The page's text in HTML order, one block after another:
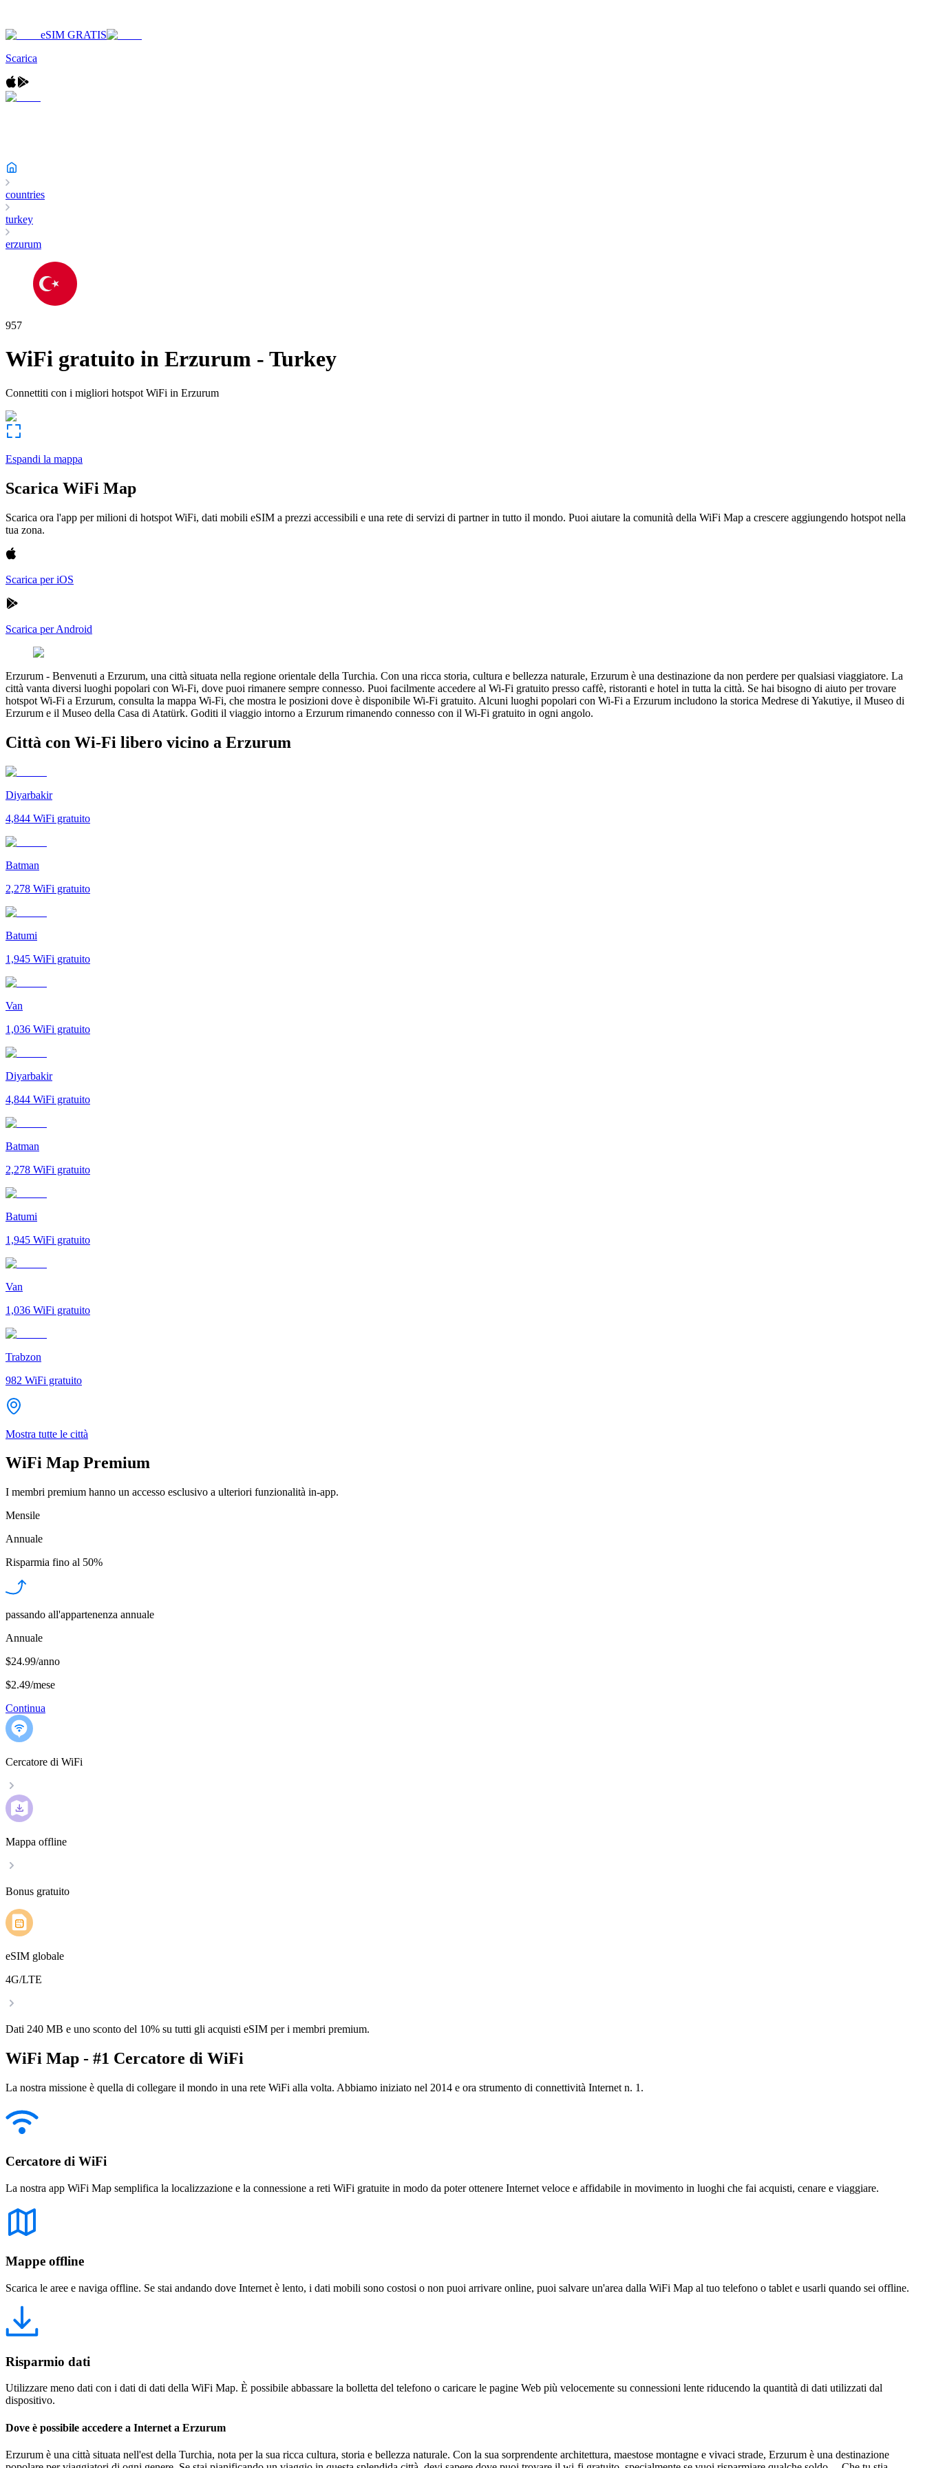
eSIM GRATIS
Scarica
countries
turkey
erzurum
957
WiFi gratuito in Erzurum - Turkey
Connettiti con i migliori hotspot WiFi in Erzurum
Espandi la mappa
Scarica WiFi Map
Scarica ora l'app per milioni di hotspot WiFi, dati mobili eSIM a prezzi accessibili e una rete di servizi di partner in tutto il mondo. Puoi aiutare la comunità della WiFi Map a crescere aggiungendo hotspot nella
tua zona.
Scarica per iOS
Scarica per Android
Erzurum - Benvenuti a Erzurum, una città situata nella regione orientale della Turchia. Con una ricca storia, cultura e bellezza naturale, Erzurum è una destinazione da non perdere per qualsiasi viaggiatore. La
città vanta diversi luoghi popolari con Wi-Fi, dove puoi rimanere sempre connesso. Puoi facilmente accedere al Wi-Fi gratuito presso caffè, ristoranti e hotel in tutta la città. Se hai bisogno di aiuto per trovare
hotspot Wi-Fi a Erzurum, consulta la mappa Wi-Fi, che mostra le posizioni dove è disponibile Wi-Fi gratuito. Alcuni luoghi popolari con Wi-Fi a Erzurum includono la storica Medrese di Yakutiye, il Museo di
Erzurum e il Museo della Casa di Atatürk. Goditi il viaggio intorno a Erzurum rimanendo connesso con il Wi-Fi gratuito in ogni angolo.
Città con Wi-Fi libero vicino a Erzurum
Diyarbakir
4,844 WiFi gratuito
Batman
2,278 WiFi gratuito
Batumi
1,945 WiFi gratuito
Van
1,036 WiFi gratuito
Diyarbakir
4,844 WiFi gratuito
Batman
2,278 WiFi gratuito
Batumi
1,945 WiFi gratuito
Van
1,036 WiFi gratuito
Trabzon
982 WiFi gratuito
Mostra tutte le città
WiFi Map Premium
I membri premium hanno un accesso esclusivo a ulteriori funzionalità in-app.
Mensile
Annuale
Risparmia fino al 50%
passando all'appartenenza annuale
Annuale
$24.99/anno
$2.49/mese
Continua
Cercatore di WiFi
Mappa offline
Bonus gratuito
eSIM globale
4G/LTE
Dati 240 MB e uno sconto del 10% su tutti gli acquisti eSIM per i membri premium.
WiFi Map - #1 Cercatore di WiFi
La nostra missione è quella di collegare il mondo in una rete WiFi alla volta. Abbiamo iniziato nel 2014 e ora strumento di connettività Internet n. 1.
Cercatore di WiFi
La nostra app WiFi Map semplifica la localizzazione e la connessione a reti WiFi gratuite in modo da poter ottenere Internet veloce e affidabile in movimento in luoghi che fai acquisti, cenare e viaggiare.
Mappe offline
Scarica le aree e naviga offline. Se stai andando dove Internet è lento, i dati mobili sono costosi o non puoi arrivare online, puoi salvare un'area dalla WiFi Map al tuo telefono o tablet e usarli quando sei offline.
Risparmio dati
Utilizzare meno dati con i dati di dati della WiFi Map. È possibile abbassare la bolletta del telefono o caricare le pagine Web più velocemente su connessioni lente riducendo la quantità di dati utilizzati dal
dispositivo.
Dove è possibile accedere a Internet a Erzurum
Erzurum è una città situata nell'est della Turchia, nota per la sua ricca cultura, storia e bellezza naturale. Con la sua sorprendente architettura, maestose montagne e vivaci strade, Erzurum è una destinazione